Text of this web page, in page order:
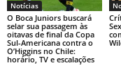
Notícias
O Boca Juniors buscará
selar sua passagem às
oitavas de final da Copa
Sul-Americana contra o
O’Higgins no Chile:
horário, TV e escalações